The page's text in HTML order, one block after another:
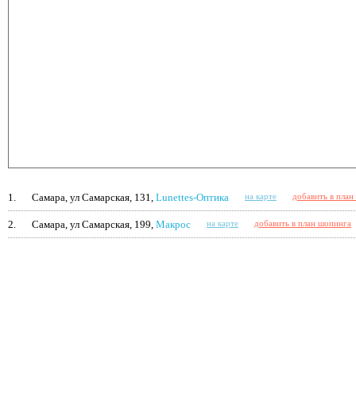
1. Самара, ул Самарская, 131, Lunettes-Оп­ти­ка на карте добавить в
2. Самара, ул Самарская, 199, Макрос на карте добавить в план шопинга